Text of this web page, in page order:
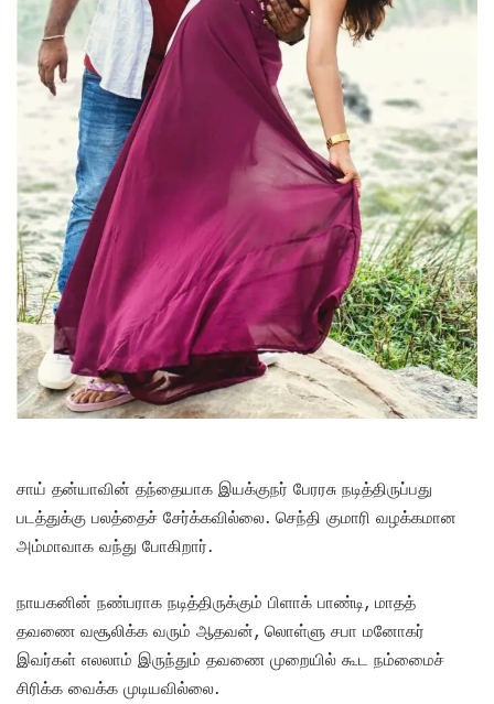
சாய் தன்யாவின் தந்தையாக இயக்குநர் பேரரசு நடித்திருப்பது
படத்துக்கு பலத்தைச் சேர்க்கவில்லை. செந்தி குமாரி வழக்கமான
அம்மாவாக வந்து போகிறார்.
நாயகனின் நண்பராக நடித்திருக்கும் பிளாக் பாண்டி, மாதத்
தவணை வசூலிக்க வரும் ஆதவன், லொள்ளு சபா மனோகர்
இவர்கள் எலலாம் இருந்தும் தவணை முறையில் கூட நம்மைைச்
சிரிக்க வைக்க முடியவில்லை.